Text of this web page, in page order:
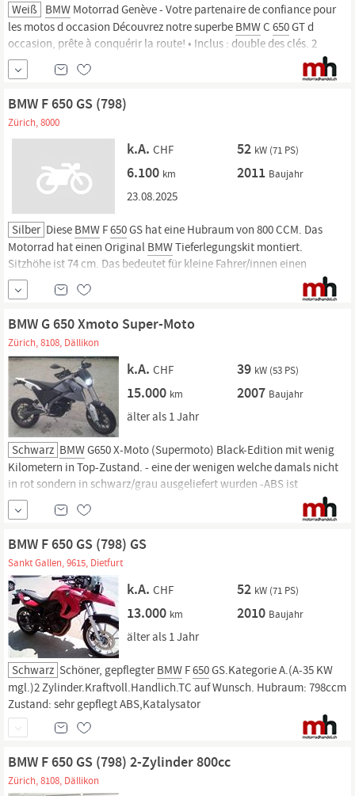
Weiß BMW Motorrad Genève - Votre partenaire de confiance pour
les motos d occasion Découvrez notre superbe BMWC 650GT d
occasion, prête à conquérir la route! • Inclus : double des clés. 2
pneus neufs Disque AV neuf OPTIONS - Poignées chauffantes - Selles
chauffantes - RDC - Capteur de pression - Avertisseur angle-mort -
BMW F 650 GS (798)
Zürich, 8000
k.A. CHF 52 kW (71 PS)
6.100 km 2011 Baujahr
23.08.2025
Silber Diese BMW F650GS hat eine Hubraum von 800 CCM. Das
Motorrad hat einen Original BMWTieferlegungskit montiert.
Sitzhöhe ist 74 cm. Das bedeutet für kleine Fahrer/innen einen
sicheren Stand an der Ampel oder beim Rangieren. Ein grosses Plus
an Sicherheit und Fahrspass. Wenn nicht gewünscht, wird dieBMW
BMW G 650 Xmoto Super-Moto
Zürich, 8108, Dällikon
k.A. CHF 39 kW (53 PS)
15.000 km 2007 Baujahr
älter als 1 Jahr
Schwarz BMWG650 X-Moto (Supermoto) Black-Edition mit wenig
Kilometern in Top-Zustand. - eine der wenigen welche damals nicht
in rot sondern in schwarz/grau ausgeliefert wurden -ABS ist
abschaltbar Testbericht findet man unter: https:/kradblatt.de/bmw-
g-650
-xmoto/ ein youtube Test-Video finden Sie unter:
BMW F 650 GS (798) GS
Sankt Gallen, 9615, Dietfurt
k.A. CHF 52 kW (71 PS)
13.000 km 2010 Baujahr
älter als 1 Jahr
Schwarz Schöner, gepflegterBMW F650GS.Kategorie A.(A-35 KW
mgl.)2 Zylinder.Kraftvoll.Handlich.TC auf Wunsch. Hubraum: 798ccm
Zustand: sehr gepflegt ABS,Katalysator
BMW F 650 GS (798) 2-Zylinder 800cc
Zürich, 8108, Dällikon